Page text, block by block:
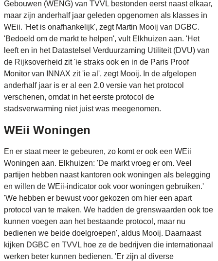
Gebouwen (WENG) van TVVL bestonden eerst naast elkaar,
maar zijn anderhalf jaar geleden opgenomen als klasses in
WEii. 'Het is onafhankelijk', zegt Martin Mooij van DGBC.
'Bedoeld om de markt te helpen', vult Elkhuizen aan. 'Het
leeft en in het Datastelsel Verduurzaming Utiliteit (DVU) van
de Rijksoverheid zit 'ie straks ook en in de Paris Proof
Monitor van INNAX zit 'ie al', zegt Mooij. In de afgelopen
anderhalf jaar is er al een 2.0 versie van het protocol
verschenen, omdat in het eerste protocol de
stadsverwarming niet juist was meegenomen.
WEii Woningen
En er staat meer te gebeuren, zo komt er ook een WEii
Woningen aan. Elkhuizen: 'De markt vroeg er om. Veel
partijen hebben naast kantoren ook woningen als belegging
en willen de WEii-indicator ook voor woningen gebruiken.'
'We hebben er bewust voor gekozen om hier een apart
protocol van te maken. We hadden de grenswaarden ook toe
kunnen voegen aan het bestaande protocol, maar nu
bedienen we beide doelgroepen', aldus Mooij. Daarnaast
kijken DGBC en TVVL hoe ze de bedrijven die internationaal
werken beter kunnen bedienen. 'Er zijn al diverse